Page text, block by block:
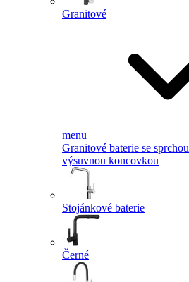
Granitové
menu
Granitové baterie se sprchou
výsuvnou koncovkou
Stojánkové baterie
Černé